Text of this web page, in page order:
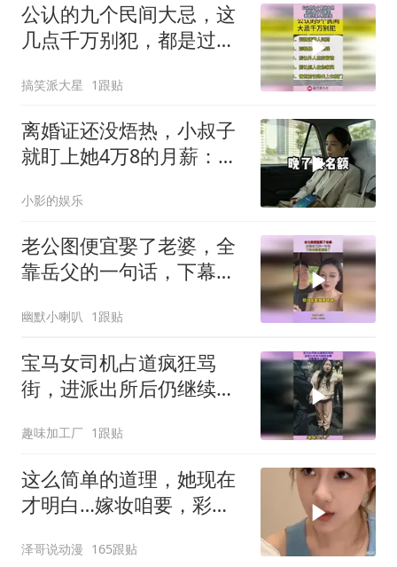
公认的九个民间大忌，这
几点千万别犯，都是过来
搞笑派大星 1跟贴
离婚证还没焐热，小叔子
就盯上她4万8的月薪：转
小影的娱乐
老公图便宜娶了老婆，全
靠岳父的一句话，下幕老
幽默小喇叭 1跟贴
宝马女司机占道疯狂骂
街，进派出所后仍继续发
趣味加工厂 1跟贴
这么简单的道理，她现在
才明白…嫁妆咱要，彩礼
泽哥说动漫 165跟贴